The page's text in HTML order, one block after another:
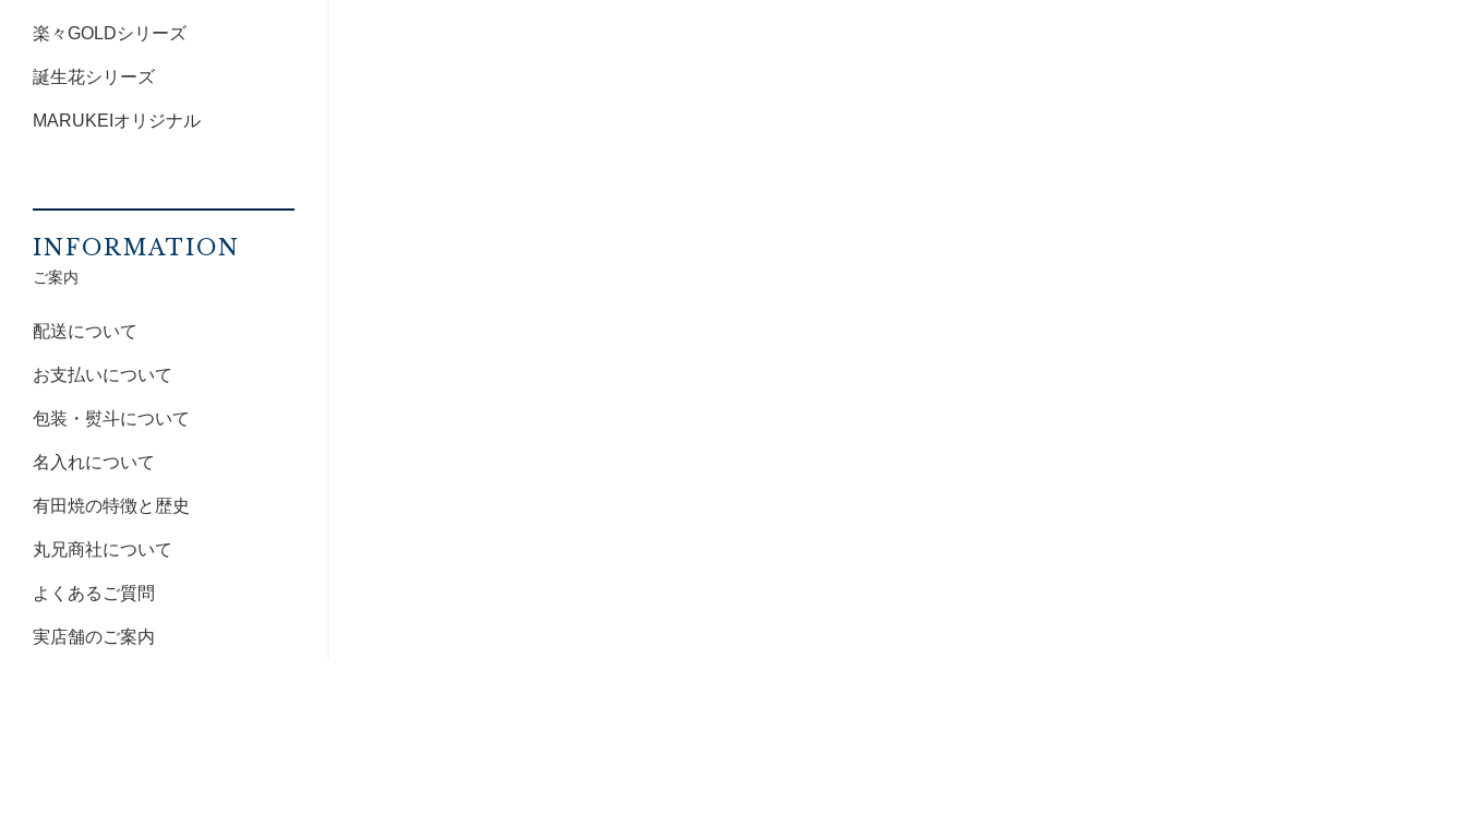
楽々GOLDシリーズ
誕生花シリーズ
MARUKEIオリジナル
INFORMATION
ご案内
配送について
お支払いについて
包装・熨斗について
名入れについて
有田焼の特徴と歴史
丸兄商社について
よくあるご質問
実店舗のご案内